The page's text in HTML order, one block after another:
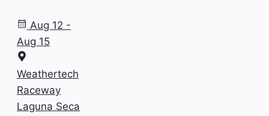
Aug 12 -
Aug 15
Weathertech
Raceway
Laguna Seca